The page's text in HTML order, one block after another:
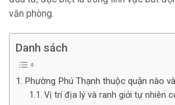
văn phòng.
Danh sách
Phường Phú Thạnh thuộc quận nào
Vị trí địa lý và ranh giới tự nhiên